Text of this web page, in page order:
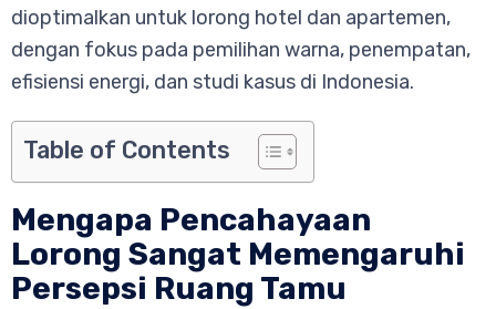
dioptimalkan untuk lorong hotel dan apartemen,
dengan fokus pada pemilihan warna, penempatan,
efisiensi energi, dan studi kasus di Indonesia.
Table of Contents
Mengapa Pencahayaan
Lorong Sangat Memengaruhi
Persepsi Ruang Tamu